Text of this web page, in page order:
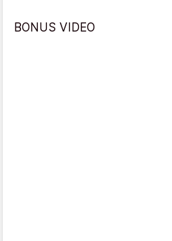
BONUS VIDEO